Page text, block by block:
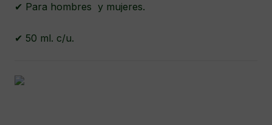
✔ Para hombres y mujeres.
✔ 50 ml. c/u.